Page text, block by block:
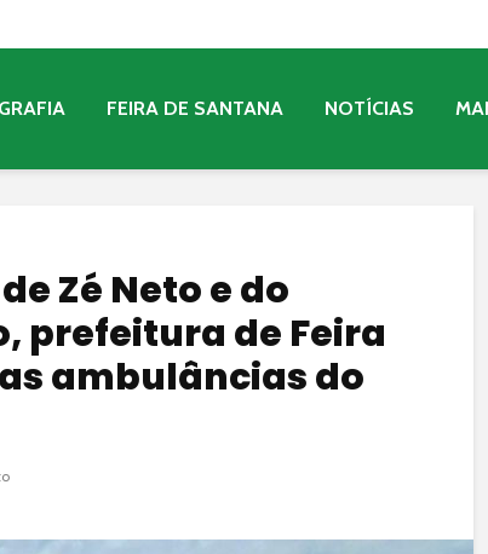
FEIRA DE SANTANA NOTÍCIAS
Zé Neto e do
prefeitura de Feira
ambulâncias do